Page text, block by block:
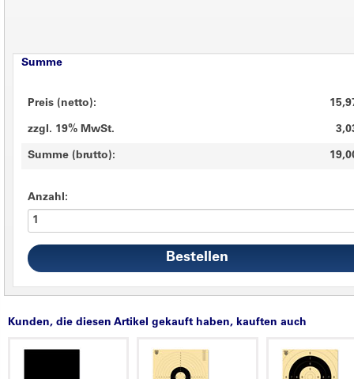
Summe
Preis (netto):
zzgl. 19% MwSt.
Summe (brutto):
Anzahl:
Kunden, die diesen Artikel gekauft haben, kauften auch